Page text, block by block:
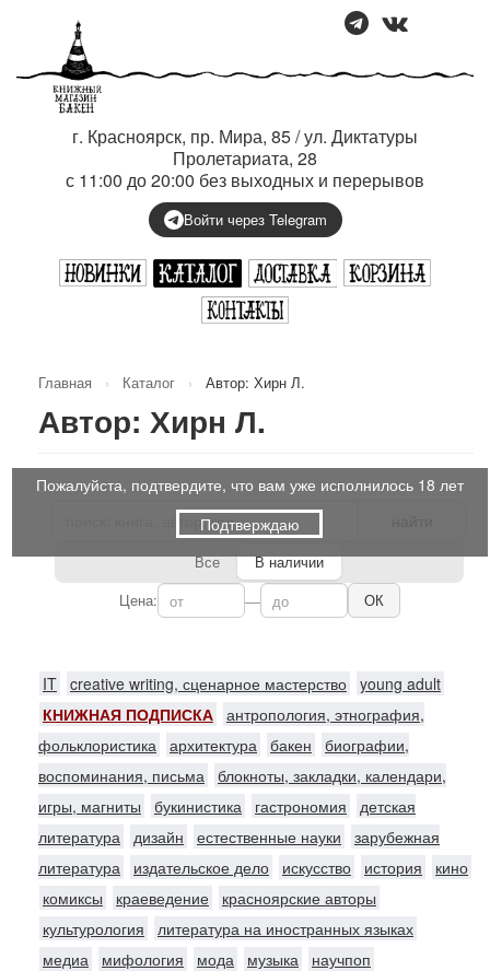
г. Красноярск, пр. Мира, 85 / ул. Диктатуры
Пролетариата, 28
с 11:00 до 20:00 без выходных и перерывов
Войти через Telegram
Главная › Каталог › Автор: Хирн Л.
Автор: Хирн Л.
Все
В наличии
Цена:
— ОК
IT creative writing, сценарное мастерство young adult
КНИЖНАЯ ПОДПИСКА антропология, этнография,
фольклористика архитектура бакен
биографии,
воспоминания, письма блокноты, закладки, календари,
игры, магниты
букинистика гастрономия
детская
литература дизайн естественные науки
зарубежная
литература
издательское дело искусство история
кино
комиксы
краеведение
красноярские авторы
культурология
литература на иностранных языках
медиа
мифология мода музыка
научпоп
Пожалуйста, подтвердите, что вам уже исполнилось 18 лет
Подтверждаю